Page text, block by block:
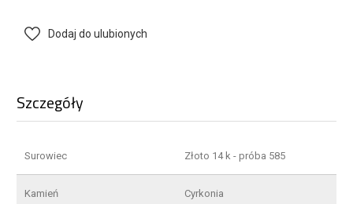
Dodaj do ulubionych
Szczegóły
Surowiec Złoto 14 k - próba 585
Kamień Cyrkonia